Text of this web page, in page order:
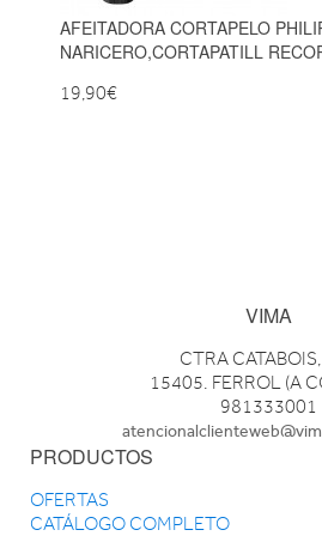
AFEITADORA CORTAPELO
NARICERO,CORTAPATILL
19,90€
VIMA
CTRA
15405. FERROL (A
981333001
PRODUCTOS
OFERTAS
CATÁLOGO COMPLETO